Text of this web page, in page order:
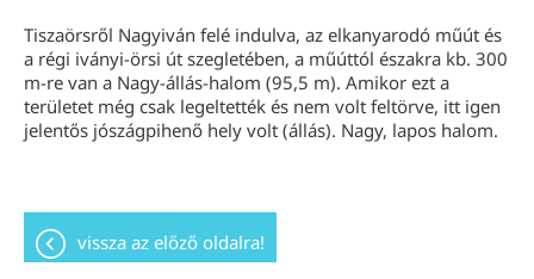
Tiszaörsről Nagyiván felé indulva, az elkanyarodó műút és
a régi iványi-örsi út szegletében, a műúttól északra kb. 300
m-re van a Nagy-állás-halom (95,5 m). Amikor ezt a
területet még csak legeltették és nem volt feltörve, itt igen
jelentős jószágpihenő hely volt (állás). Nagy, lapos halom.
vissza az előző oldalra!